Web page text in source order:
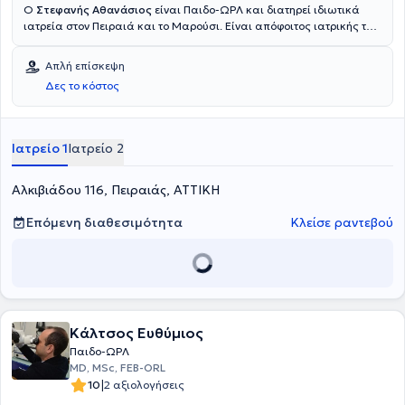
Ο Στεφανής Αθανάσιος είναι Παιδο-ΩΡΛ και διατηρεί ιδιωτικά
ιατρεία στον Πειραιά και το Μαρούσι. Είναι απόφοιτος ιατρικής της
Πανεπιστημίου Αθηνών. Διαθέτει πολύτιμη εμπειρία και γνώσεις
στον κλάδο του, καθώς κατά τη διάρκεια της επαγγελματικής του
πορείας, εργάστηκε επί σειρά ετών ως Ωτορινολαρυγγολόγος στο
Γενικό Νοσοκομείο Αθηνών "Ιπποκράτειο", καθώς και στο Γενικό
συμμετέχει σε σεμινάρια και συνέδρια της ειδικότητάς του και είναι
μέλος του Ιατρικού Συλλόγου Πειραιά και ειδικό μέλος του Ιατρικού
Απλή επίσκεψη
Δες το κόστος
Ιατρείο 1Ιατρείο 2
Αλκιβιάδου 116, Πειραιάς, ΑΤΤΙΚΗ
Επόμενη διαθεσιμότητα
Κλείσε ραντεβού
Κάλτσος Ευθύμιος
Παιδο-ΩΡΛ
MD, MSc, FEB-ORL
10|2 αξιολογήσεις